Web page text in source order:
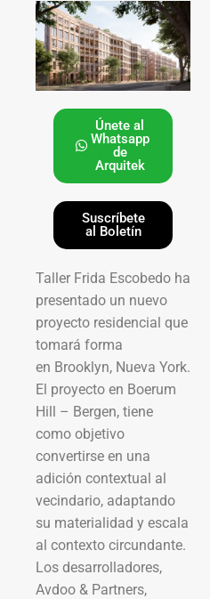
Únete al
Whatsapp
de
Arquitek
Suscríbete
al Boletín
Taller Frida Escobedo ha
presentado un nuevo
proyecto residencial que
tomará forma
en Brooklyn, Nueva York.
El proyecto en Boerum
Hill – Bergen, tiene
como objetivo
convertirse en una
adición contextual al
vecindario, adaptando
su materialidad y escala
al contexto circundante.
Los desarrolladores,
Avdoo & Partners,